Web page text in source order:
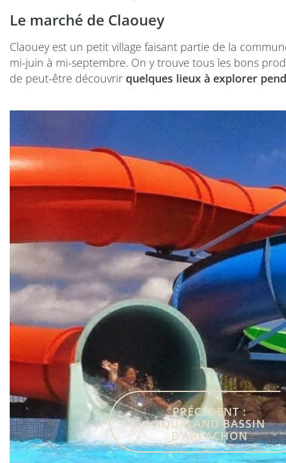
Le marché de Claouey
Claouey est un petit village faisant partie de la
mi-juin à mi-septembre. On y trouve tous les bons
de peut-être découvrir quelques lieux à explorer
PRÉCÉDENT :
AQUALAND BASSIN
D’ARCACHON